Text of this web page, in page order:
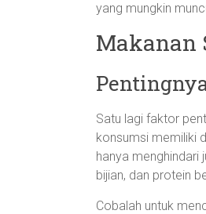
yang mungkin
Makanan
Satu lagi faktor
konsumsi memiliki
hanya menghindari
bijian, dan protein
Cobalah untuk